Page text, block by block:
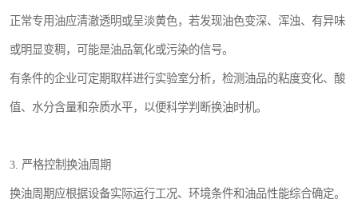
正常专用油应清澈透明或呈淡黄色，若发现油色变深、浑浊、有异味
或明显变稠，可能是油品氧化或污染的信号。
有条件的企业可定期取样进行实验室分析，检测油品的粘度变化、酸
值、水分含量和杂质水平，以便科学判断换油时机。
3. 严格控制换油周期
换油周期应根据设备实际运行工况、环境条件和油品性能综合确定。